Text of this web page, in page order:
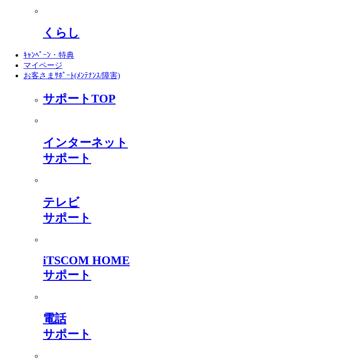
くらし
ｷｬﾝﾍﾟｰﾝ・特典
マイページ
お客さまｻﾎﾟｰﾄ(ﾒﾝﾃﾅﾝｽ/障害)
サポートTOP
インターネット
サポート
テレビ
サポート
iTSCOM HOME
サポート
電話
サポート